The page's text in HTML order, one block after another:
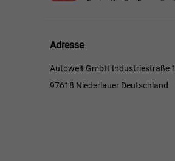
Adresse
Autowelt GmbH Industriestraße 1
97618 Niederlauer Deutschland